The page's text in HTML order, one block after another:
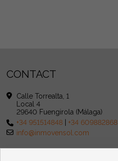
CONTACT
Calle Torrealta, 1
Local 4
29640 Fuengirola (Málaga)
+34 951514848 |+34 609882868
info@inmovensol.com